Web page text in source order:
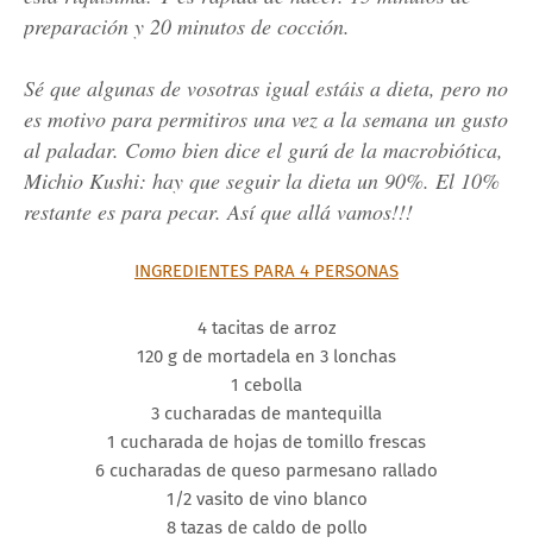
preparación y 20 minutos de cocción.
Sé que algunas de vosotras igual estáis a dieta, pero no
es motivo para permitiros una vez a la semana un gusto
al paladar. Como bien dice el gurú de la macrobiótica,
Michio Kushi: hay que seguir la dieta un 90%. El 10%
restante es para pecar. Así que allá vamos!!!
INGREDIENTES PARA 4 PERSONAS
4 tacitas de arroz
120 g de mortadela en 3 lonchas
1 cebolla
3 cucharadas de mantequilla
1 cucharada de hojas de tomillo frescas
6 cucharadas de queso parmesano rallado
1/2 vasito de vino blanco
8 tazas de caldo de pollo